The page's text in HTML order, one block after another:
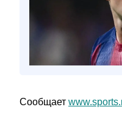
Сообщает